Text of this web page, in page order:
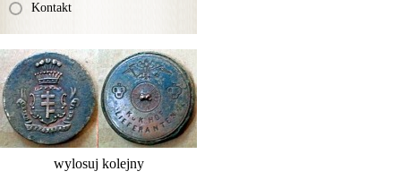
Kontakt
wylosuj kolejny